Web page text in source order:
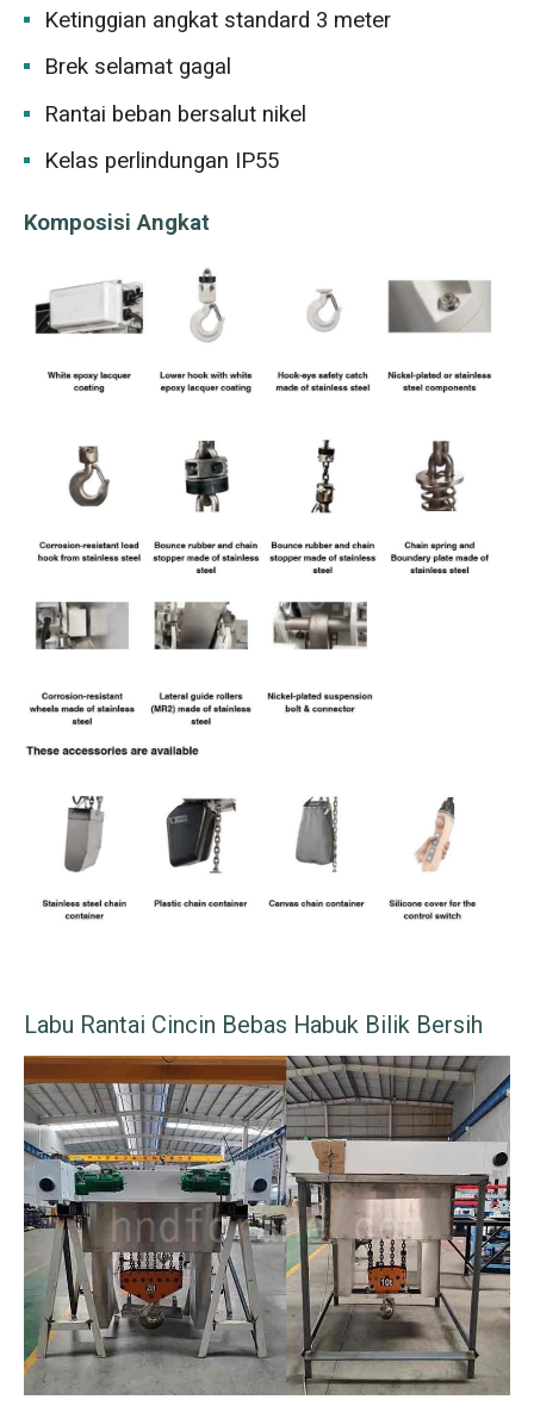
Ketinggian angkat standard 3 meter
Brek selamat gagal
Rantai beban bersalut nikel
Kelas perlindungan IP55
Komposisi Angkat
Labu Rantai Cincin Bebas Habuk Bilik Bersih